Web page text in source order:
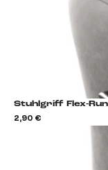
Stuhlgriff Flex-
2,90 €